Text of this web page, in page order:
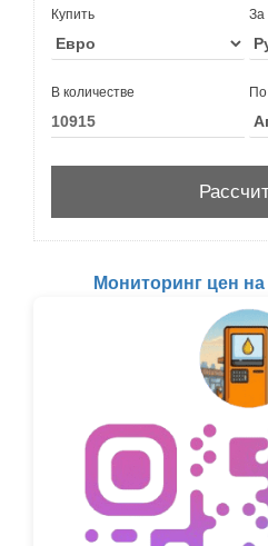
Купить За
В количестве По
Мониторинг цен